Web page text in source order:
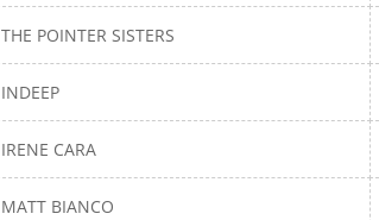
THE POINTER SISTERS
INDEEP
IRENE CARA
MATT BIANCO